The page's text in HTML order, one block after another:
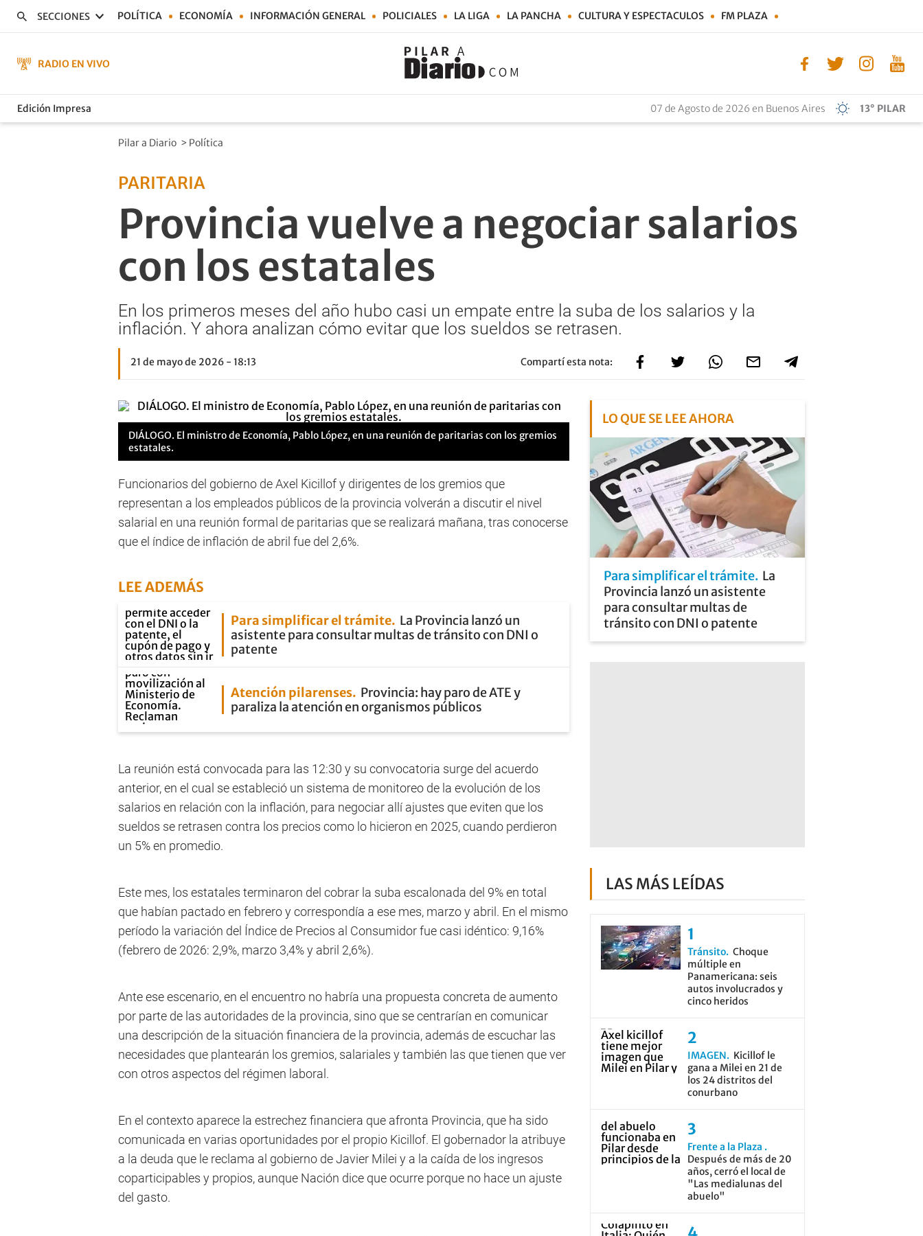
SECCIONES POLÍTICA ECONOMÍA INFORMACIÓN GENERAL POLICIALES LA LIGA LA PANCHA CULTURA Y ESPECTACULOS FM PLAZA
RADIO EN VIVO
Edición Impresa 07 de Agosto de 2026 en Buenos Aires 13° PILAR
Pilar a Diario > Política
PARITARIA
Provincia vuelve a negociar salarios
con los estatales
En los primeros meses del año hubo casi un empate entre la suba de los salarios y la
inflación. Y ahora analizan cómo evitar que los sueldos se retrasen.
21 de mayo de 2026 - 18:13 Compartí esta nota:
DIÁLOGO. El ministro de Economía, Pablo López, en una reunión de paritarias con los gremios
estatales.
Funcionarios del gobierno de Axel Kicillof y dirigentes de los gremios que
representan a los empleados públicos de la provincia volverán a discutir el nivel
salarial en una reunión formal de paritarias que se realizará mañana, tras conocerse
que el índice de inflación de abril fue del 2,6%.
LEE ADEMÁS
Para simplificar el trámite La Provincia lanzó un
asistente para consultar multas de tránsito con DNI o
patente
Atención pilarenses Provincia: hay paro de ATE y
paraliza la atención en organismos públicos
La reunión está convocada para las 12:30 y su convocatoria surge del acuerdo
anterior, en el cual se estableció un sistema de monitoreo de la evolución de los
salarios en relación con la inflación, para negociar allí ajustes que eviten que los
sueldos se retrasen contra los precios como lo hicieron en 2025, cuando perdieron
un 5% en promedio.
Este mes, los estatales terminaron del cobrar la suba escalonada del 9% en total
que habían pactado en febrero y correspondía a ese mes, marzo y abril. En el mismo
período la variación del Índice de Precios al Consumidor fue casi idéntico: 9,16%
(febrero de 2026: 2,9%, marzo 3,4% y abril 2,6%).
Ante ese escenario, en el encuentro no habría una propuesta concreta de aumento
por parte de las autoridades de la provincia, sino que se centrarían en comunicar
una descripción de la situación financiera de la provincia, además de escuchar las
necesidades que plantearán los gremios, salariales y también las que tienen que ver
con otros aspectos del régimen laboral.
En el contexto aparece la estrechez financiera que afronta Provincia, que ha sido
comunicada en varias oportunidades por el propio Kicillof. El gobernador la atribuye
a la deuda que le reclama al gobierno de Javier Milei y a la caída de los ingresos
coparticipables y propios, aunque Nación dice que ocurre porque no hace un ajuste
del gasto.
LO QUE SE LEE AHORA
Para simplificar el trámite La
Provincia lanzó un asistente
para consultar multas de
tránsito con DNI o patente
LAS MÁS LEÍDAS
Tránsito Choque
múltiple en
Panamericana: seis
autos involucrados y
cinco heridos
IMAGEN
Kicillof le
gana a Milei en 21 de
los 24 distritos del
conurbano
Frente a la Plaza
Después de más de 20
años, cerró el local de
"Las medialunas del
abuelo"